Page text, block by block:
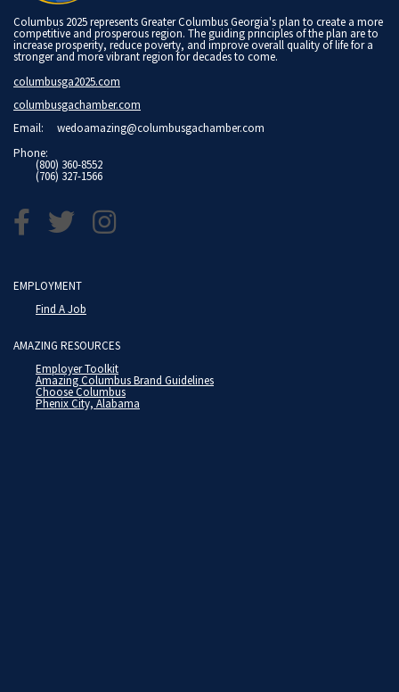
Columbus 2025 represents Greater Columbus Georgia's plan to create a more
competitive and prosperous region. The guiding principles of the plan are to
increase prosperity, reduce poverty, and improve overall quality of life for a
stronger and more vibrant region for decades to come.
columbusga2025.com
columbusgachamber.com
Email: wedoamazing@columbusgachamber.com
Phone:
(800) 360-8552
(706) 327-1566
EMPLOYMENT
Find A Job
AMAZING RESOURCES
Employer Toolkit
Amazing Columbus Brand Guidelines
Choose Columbus
Phenix City, Alabama